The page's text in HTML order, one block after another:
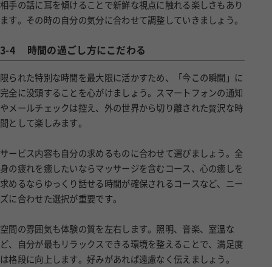
相手の話に耳を傾けることで新鮮な視点に触れる楽しさもあり
ます。その時の自分の気分に合わせて調整していきましょう。
3-4 時間の過ごし方にこだわる
限られた特別な時間を最大限に活かすため、「今この瞬間」に
完全に没頭することを心がけましょう。スマートフォンの通知
やメールチェックは控え、外の世界から切り離された贅沢な時
間として楽しみます。
サービス内容も自分の求めるものに合わせて選びましょう。全
身の疲れを癒したいならマッサージを含むコース、心の癒しを
求めるならゆっくり話せる時間が確保されるコースなど、ニー
ズに合わせた選択が重要です。
空間の雰囲気も体験の質を左右します。照明、音楽、室温な
ど、自分が最もリラックスできる環境を整えることで、満足度
は格段に向上します。好みがあれば遠慮なく伝えましょう。